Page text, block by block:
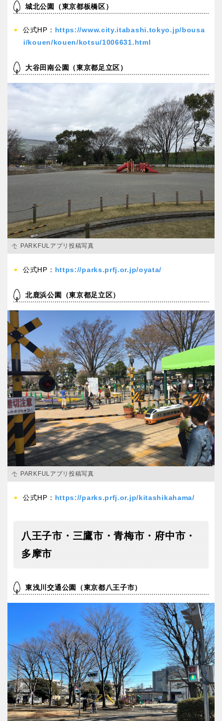
城北公園（東京都板橋区）
公式HP： https://www.city.itabashi.tokyo.jp/bousa
i/kouen/kouen/kotsu/1006631.html
大谷田南公園（東京都足立区）
PARKFULアプリ投稿写真
公式HP： https://parks.prfj.or.jp/oyata/
北鹿浜公園（東京都足立区）
PARKFULアプリ投稿写真
公式HP： https://parks.prfj.or.jp/kitashikahama/
八王子市・三鷹市・青梅市・府中市・
多摩市
東浅川交通公園（東京都八王子市）